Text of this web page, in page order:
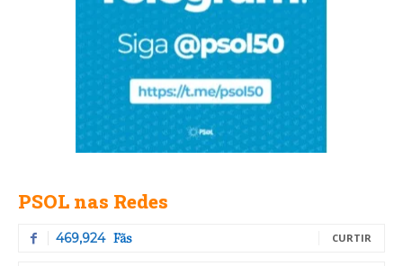
PSOL nas Redes
469,924 Fãs CURTIR